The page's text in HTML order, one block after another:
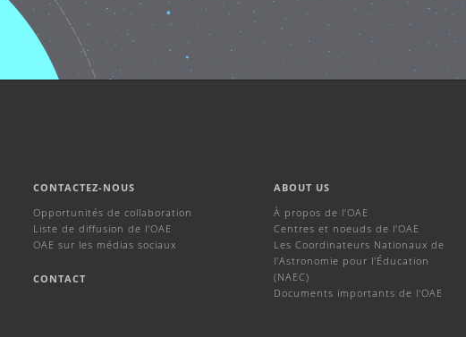
CONTACTEZ-NOUS
Opportunités de collaboration
Liste de diffusion de l'OAE
OAE sur les médias sociaux
CONTACT
ABOUT US
À propos de l'OAE
Centres et noeuds de l'OAE
Les Coordinateurs Nationaux de
l'Astronomie pour l'Éducation
(NAEC)
Documents importants de l'OAE